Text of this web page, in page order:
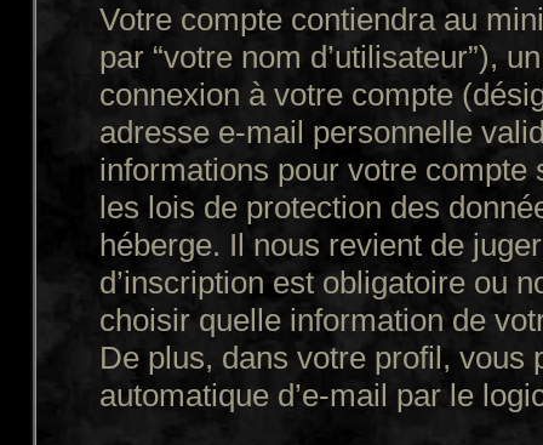
Votre compte contiendra au
par “votre nom d’utilisateur”),
connexion à votre compte
adresse e-mail personnelle
informations pour votre compte
les lois de protection des
héberge. Il nous revient de
d’inscription est obligatoire ou
choisir quelle information de
De plus, dans votre profil, vous
automatique d’e-mail par le